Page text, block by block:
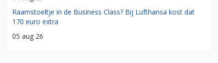
Raamstoeltje in de Business Class? Bij Lufthansa kost dat
170 euro extra
05 aug 26